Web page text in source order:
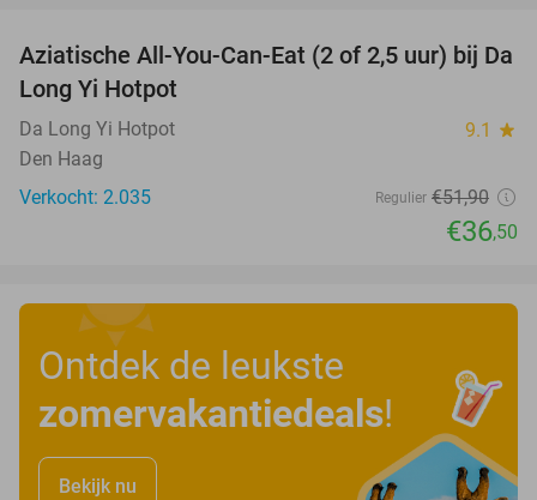
30%
Aziatische All-You-Can-Eat (2 of 2,5 uur) bij Da
Long Yi Hotpot
Da Long Yi Hotpot 9.1 star
Den Haag
Verkocht: 2.035
Regulier €51,90
€36,50
Ontdek de leukste
zomervakantiedeals!
Bekijk nu